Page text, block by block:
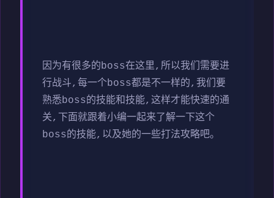
因为有很多的boss在这里,所以我们需要进
行战斗,每一个boss都是不一样的,我们要
熟悉boss的技能和技能,这样才能快速的通
关,下面就跟着小编一起来了解一下这个
boss的技能,以及她的一些打法攻略吧。